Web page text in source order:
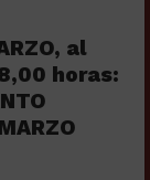
al
horas: